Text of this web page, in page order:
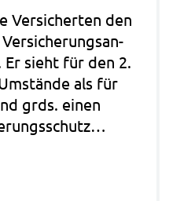
Ver­si­cher­ten den
sieht für den 2.
als für
grds. einen